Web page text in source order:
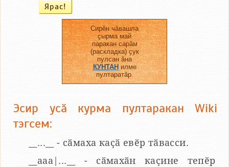
Сирӗн чӑвашла
ҫырма май
паракан сарӑм
(раскладка) ҫук
пулсан ӑна
КУНТАНилме
пултаратӑр.
Эсир усӑ курма пултаракан Wiki
тэгсем:
__...__ - сӑмаха каҫӑ евӗр тӑвасси.
__aaa|...__ - сӑмахӑн каҫине тепӗр